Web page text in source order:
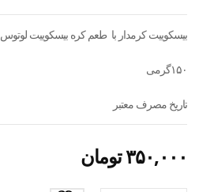
بیسکوییت کرمدار با طعم کره بیسکوییت لوتوس
۱۵۰گرمی
تاریخ مصرف معتبر
۳۵۰,۰۰۰تومان